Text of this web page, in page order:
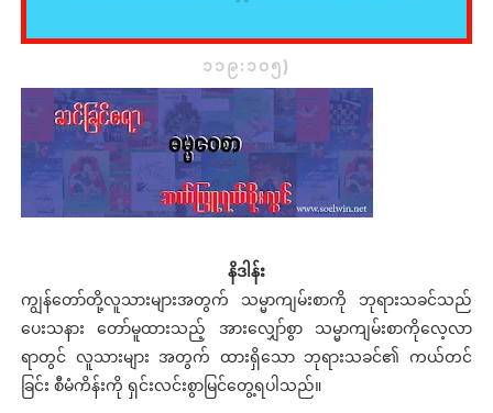
၁၁၉:၁၀၅)
နိဒါန်း
ကျွန်တော်တို့လူသားများအတွက် သမ္မာကျမ်းစာကို ဘုရားသခင်သည်
ပေးသနား တော်မူထားသည့် အားလျှော်စွာ သမ္မာကျမ်းစာကိုလေ့လာ
ရာတွင် လူသားများ အတွက် ထားရှိသော ဘုရားသခင်၏ ကယ်တင်
ခြင်း စီမံကိန်းကို ရှင်းလင်းစွာမြင်တွေ့ရပါသည်။